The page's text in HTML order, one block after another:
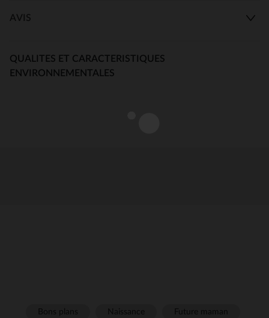
AVIS
QUALITES ET CARACTERISTIQUES
ENVIRONNEMENTALES